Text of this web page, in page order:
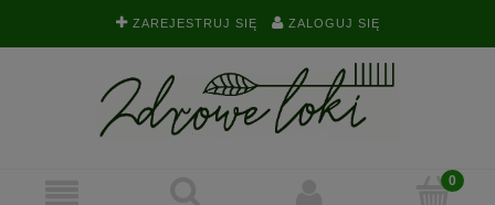
ZAREJESTRUJ SIĘ ZALOGUJ SIĘ